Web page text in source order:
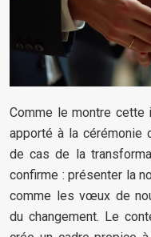
Comme le montre cette
apporté à la cérémonie
de cas de la
confirme : présenter la
comme les vœux de
du changement. Le